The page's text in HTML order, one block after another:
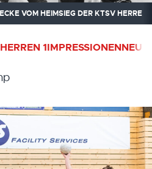
VOM HEIMSIEG DER KTSV HERREN
HERREN 1IMPRESSIONEN